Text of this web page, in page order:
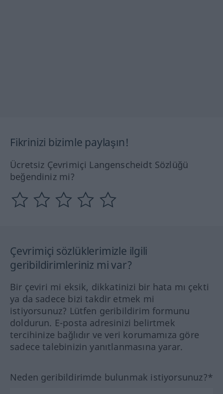
Fikrinizi bizimle paylaşın!
Ücretsiz Çevrimiçi Langenscheidt Sözlüğü
beğendiniz mi?
Çevrimiçi sözlüklerimizle ilgili
geribildirimleriniz mi var?
Bir çeviri mi eksik, dikkatinizi bir hata mı çekti
ya da sadece bizi takdir etmek mi
istiyorsunuz? Lütfen geribildirim formunu
doldurun. E-posta adresinizi belirtmek
tercihinize bağlıdır ve veri korumamıza göre
sadece talebinizin yanıtlanmasına yarar.
Neden geribildirimde bulunmak istiyorsunuz?*